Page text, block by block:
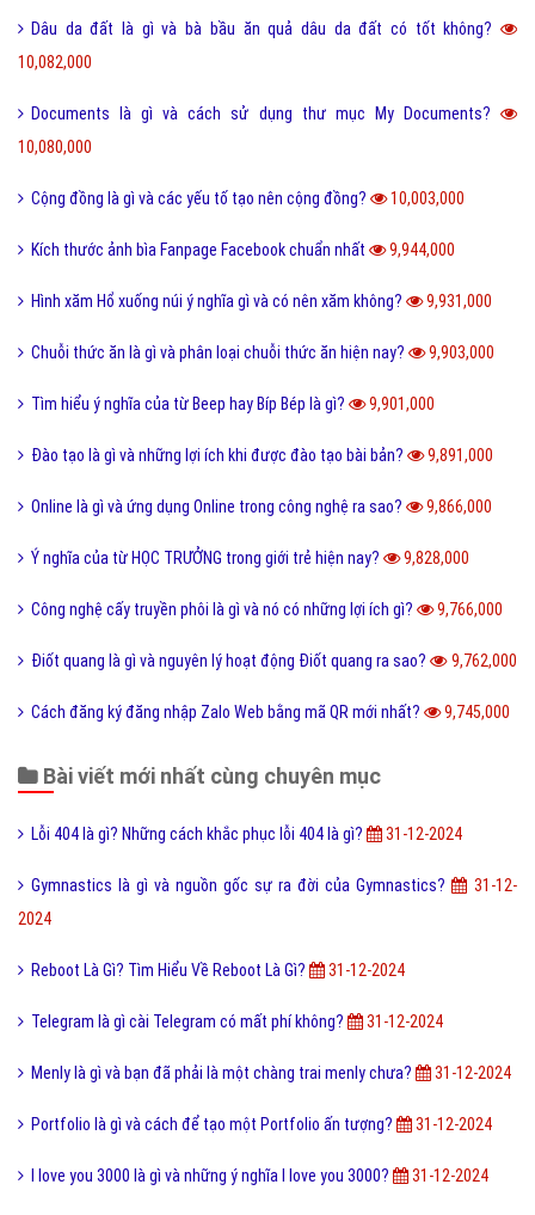
Dâu da đất là gì và bà bầu ăn quả dâu da đất có tốt không?
10,082,000
Documents là gì và cách sử dụng thư mục My Documents?
10,080,000
Cộng đồng là gì và các yếu tố tạo nên cộng đồng? 10,003,000
Kích thước ảnh bìa Fanpage Facebook chuẩn nhất 9,944,000
Hình xăm Hổ xuống núi ý nghĩa gì và có nên xăm không? 9,931,000
Chuỗi thức ăn là gì và phân loại chuỗi thức ăn hiện nay? 9,903,000
Tìm hiểu ý nghĩa của từ Beep hay Bíp Bép là gì? 9,901,000
Đào tạo là gì và những lợi ích khi được đào tạo bài bản? 9,891,000
Online là gì và ứng dụng Online trong công nghệ ra sao? 9,866,000
Ý nghĩa của từ HỌC TRƯỞNG trong giới trẻ hiện nay? 9,828,000
Công nghệ cấy truyền phôi là gì và nó có những lợi ích gì? 9,766,000
Điốt quang là gì và nguyên lý hoạt động Điốt quang ra sao? 9,762,000
Cách đăng ký đăng nhập Zalo Web bằng mã QR mới nhất? 9,745,000
Bài viết mới nhất cùng chuyên mục
Lỗi 404 là gì? Những cách khắc phục lỗi 404 là gì? 31-12-2024
Gymnastics là gì và nguồn gốc sự ra đời của Gymnastics?
31-12-
2024
Reboot Là Gì? Tìm Hiểu Về Reboot Là Gì? 31-12-2024
Telegram là gì cài Telegram có mất phí không? 31-12-2024
Menly là gì và bạn đã phải là một chàng trai menly chưa? 31-12-2024
Portfolio là gì và cách để tạo một Portfolio ấn tượng? 31-12-2024
I love you 3000 là gì và những ý nghĩa I love you 3000? 31-12-2024